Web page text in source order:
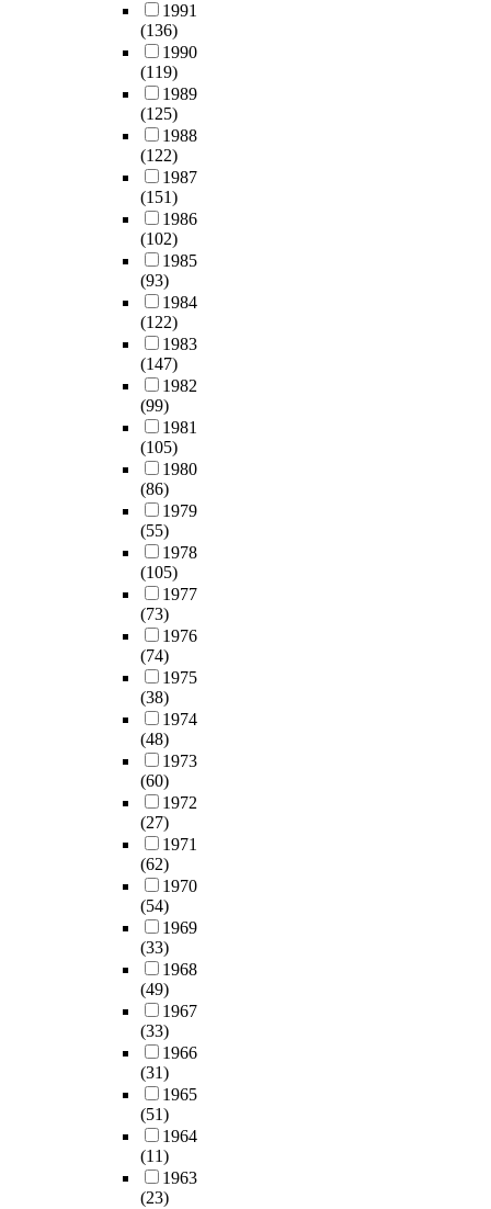
1991
(136)
1990
(119)
1989
(125)
1988
(122)
1987
(151)
1986
(102)
1985
(93)
1984
(122)
1983
(147)
1982
(99)
1981
(105)
1980
(86)
1979
(55)
1978
(105)
1977
(73)
1976
(74)
1975
(38)
1974
(48)
1973
(60)
1972
(27)
1971
(62)
1970
(54)
1969
(33)
1968
(49)
1967
(33)
1966
(31)
1965
(51)
1964
(11)
1963
(23)